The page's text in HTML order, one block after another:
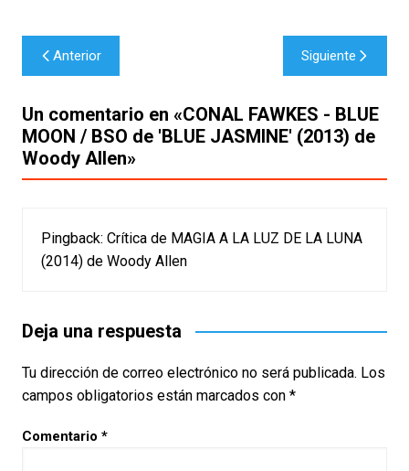
Navegación
de
entradas
Anterior Siguiente
Un comentario en «CONAL FAWKES - BLUE
MOON / BSO de 'BLUE JASMINE' (2013) de
Woody Allen»
Pingback: Crítica de MAGIA A LA LUZ DE LA LUNA
(2014) de Woody Allen
Deja una respuesta
Tu dirección de correo electrónico no será publicada. Los
campos obligatorios están marcados con *
Comentario *